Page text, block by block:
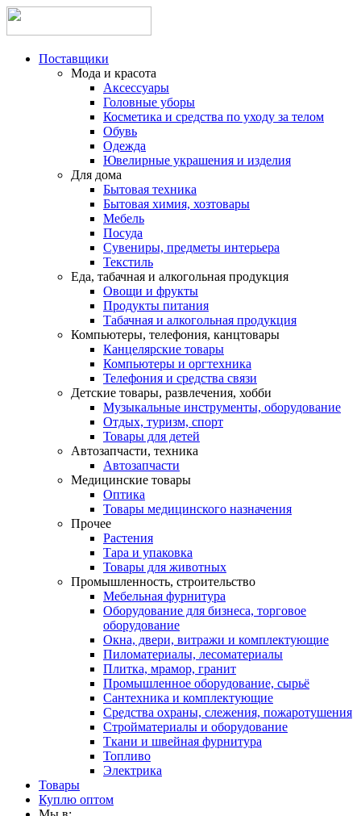
Поставщики
Мода и красота
Аксессуары
Головные уборы
Косметика и средства по уходу за телом
Обувь
Одежда
Ювелирные украшения и изделия
Для дома
Бытовая техника
Бытовая химия, хозтовары
Мебель
Посуда
Сувениры, предметы интерьера
Текстиль
Еда, табачная и алкогольная продукция
Овощи и фрукты
Продукты питания
Табачная и алкогольная продукция
Компьютеры, телефония, канцтовары
Канцелярские товары
Компьютеры и оргтехника
Телефония и средства связи
Детские товары, развлечения, хобби
Музыкальные инструменты, оборудование
Отдых, туризм, спорт
Товары для детей
Автозапчасти, техника
Автозапчасти
Медицинские товары
Оптика
Товары медицинского назначения
Прочее
Растения
Тара и упаковка
Товары для животных
Промышленность, строительство
Мебельная фурнитура
Оборудование для бизнеса, торговое
оборудование
Окна, двери, витражи и комплектующие
Пиломатериалы, лесоматериалы
Плитка, мрамор, гранит
Промышленное оборудование, сырьё
Сантехника и комплектующие
Средства охраны, слежения, пожаротушения
Стройматериалы и оборудование
Ткани и швейная фурнитура
Топливо
Электрика
Товары
Куплю оптом